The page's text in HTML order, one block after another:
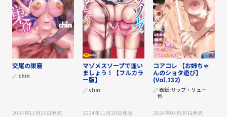
交尾の巣窟
chin
マゾメスソープで逢い
ましょう！【フルカラ
ー版】
chin
コアコレ 【お姉ちゃ
んのショタ遊び】
(Vol.132)
表紙:サップ・リュー
他
2024年11月25日発売 2024年11月20日発売 2024年04月30日発売